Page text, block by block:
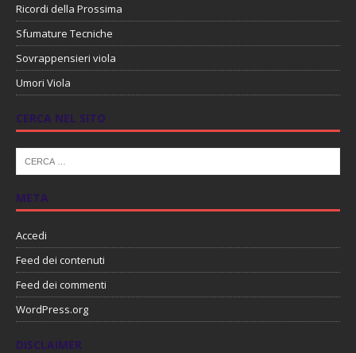
Ricordi della Prossima
Sfumature Tecniche
Sovrappensieri viola
Umori Viola
CERCA NEL SITO
META
Accedi
Feed dei contenuti
Feed dei commenti
WordPress.org
DISCLAIMER